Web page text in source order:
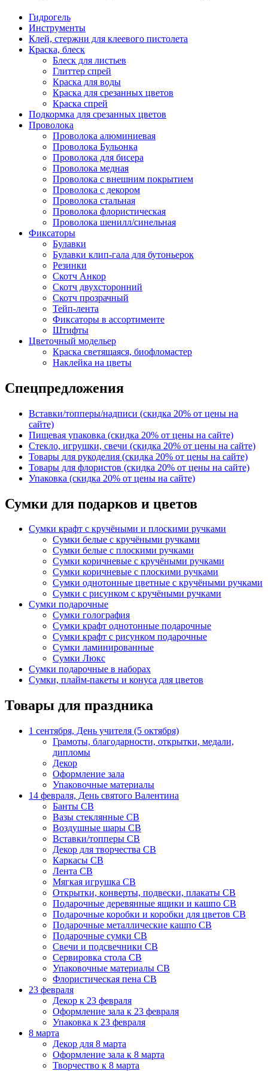
Гидрогель
Инструменты
Клей, стержни для клеевого пистолета
Краска, блеск
Блеск для листьев
Глиттер спрей
Краска для воды
Краска для срезанных цветов
Краска спрей
Подкормка для срезанных цветов
Проволока
Проволока алюминиевая
Проволока Бульонка
Проволока для бисера
Проволока медная
Проволока с внешним покрытием
Проволока с декором
Проволока стальная
Проволока флористическая
Проволока шенилл/синельная
Фиксаторы
Булавки
Булавки клип-гала для бутоньерок
Резинки
Скотч Анкор
Скотч двухсторонний
Скотч прозрачный
Тейп-лента
Фиксаторы в ассортименте
Штифты
Цветочный модельер
Краска светящаяся, биофломастер
Наклейка на цветы
Спецпредложения
Вставки/топперы/надписи (скидка 20% от цены на
сайте)
Пищевая упаковка (скидка 20% от цены на сайте)
Стекло, игрушки, свечи (скидка 20% от цены на сайте)
Товары для рукоделия (скидка 20% от цены на сайте)
Товары для флористов (скидка 20% от цены на сайте)
Упаковка (скидка 20% от цены на сайте)
Сумки для подарков и цветов
Сумки крафт с кручёными и плоскими ручками
Сумки белые с кручёными ручками
Сумки белые с плоскими ручками
Сумки коричневые с кручёными ручками
Сумки коричневые с плоскими ручками
Сумки однотонные цветные с кручёными ручками
Сумки с рисунком с кручёными ручками
Сумки подарочные
Сумки голография
Сумки крафт однотонные подарочные
Сумки крафт с рисунком подарочные
Сумки ламинированные
Сумки Люкс
Сумки подарочные в наборах
Сумки, плайм-пакеты и конуса для цветов
Товары для праздника
1 сентября, День учителя (5 октября)
Грамоты, благодарности, открытки, медали,
дипломы
Декор
Оформление зала
Упаковочные материалы
14 февраля, День святого Валентина
Банты СВ
Вазы стеклянные СВ
Воздушные шары СВ
Вставки/топперы СВ
Декор для творчества СВ
Каркасы СВ
Лента СВ
Мягкая игрушка СВ
Открытки, конверты, подвески, плакаты СВ
Подарочные деревянные ящики и кашпо СВ
Подарочные коробки и коробки для цветов СВ
Подарочные металлические кашпо СВ
Подарочные сумки СВ
Свечи и подсвечники СВ
Сервировка стола СВ
Упаковочные материалы СВ
Флористическая пена СВ
23 февраля
Декор к 23 февраля
Оформление зала к 23 февраля
Упаковка к 23 февраля
8 марта
Декор для 8 марта
Оформление зала к 8 марта
Творчество к 8 марта